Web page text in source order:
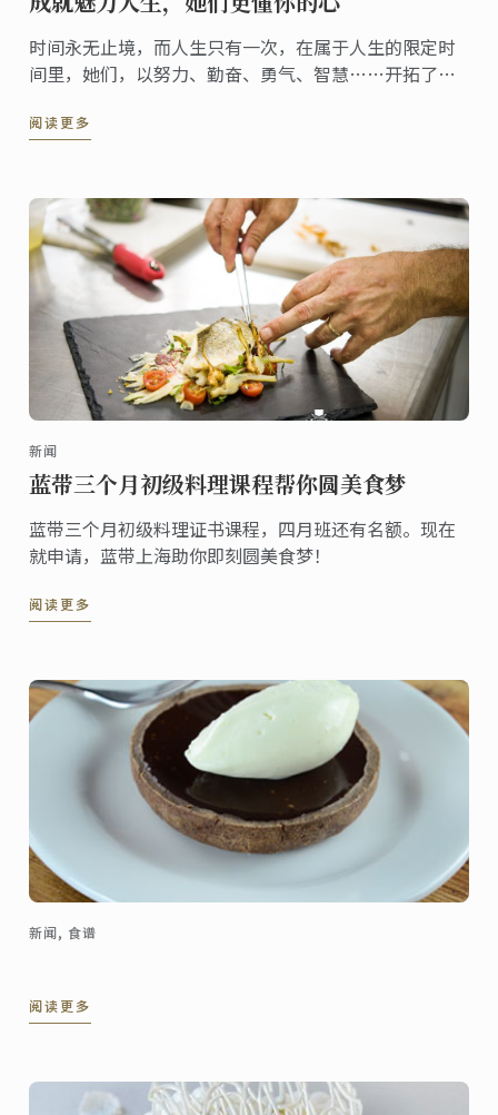
时间永无止境，而人生只有一次，在属于人生的限定时
间里，她们，以努力、勤奋、勇气、智慧……开拓了
阅读更多
新闻
蓝带三个月初级料理课程帮你圆美食梦
蓝带三个月初级料理证书课程，四月班还有名额。现在
就申请，蓝带上海助你即刻圆美食梦！
阅读更多
新闻, 食谱
阅读更多